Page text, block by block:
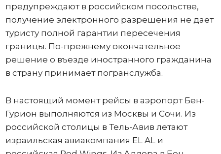
предупреждают в российском посольстве,
получение электронного разрешения не дает
туристу полной гарантии пересечения
границы. По-прежнему окончательное
решение о въезде иностранного гражданина
в страну принимает погранслужба.
В настоящий момент рейсы в аэропорт Бен-
Гурион выполняются из Москвы и Сочи. Из
российской столицы в Тель-Авив летают
израильская авиакомпания EL AL и